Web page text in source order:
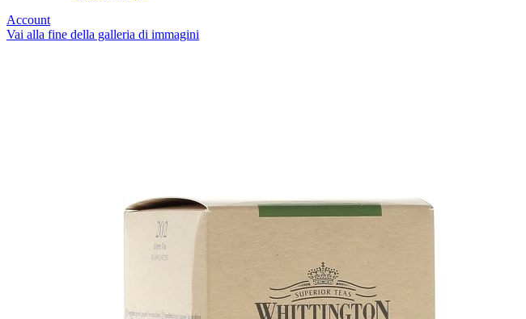
Account
Vai alla fine della galleria di immagini